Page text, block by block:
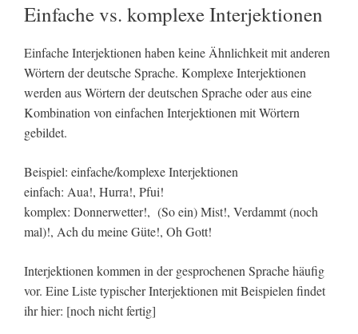
Einfache vs. komplexe Interjektionen
Einfache Interjektionen haben keine Ähnlichkeit mit anderen
Wörtern der deutsche Sprache. Komplexe Interjektionen
werden aus Wörtern der deutschen Sprache oder aus eine
Kombination von einfachen Interjektionen mit Wörtern
gebildet.
Beispiel: einfache/komplexe Interjektionen
einfach: Aua!, Hurra!, Pfui!
komplex: Donnerwetter!, (So ein) Mist!, Verdammt (noch
mal)!, Ach du meine Güte!, Oh Gott!
Interjektionen kommen in der gesprochenen Sprache häufig
vor. Eine Liste typischer Interjektionen mit Beispielen findet
ihr hier: [noch nicht fertig]